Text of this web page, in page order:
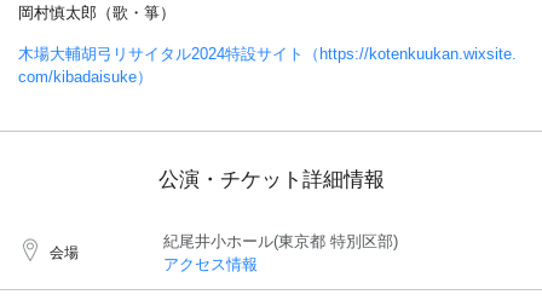
岡村慎太郎（歌・箏）
木場大輔胡弓リサイタル2024特設サイト（https://kotenkuukan.wixsite.
com/kibadaisuke）
公演・チケット詳細情報
会場
紀尾井小ホール(東京都 特別区部)
アクセス情報